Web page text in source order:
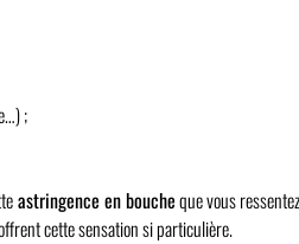
;
astringence en boucheque vous
cette sensation si particulière.